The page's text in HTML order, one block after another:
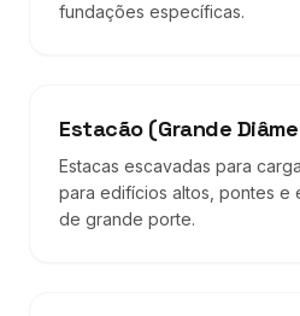
fundações específicas.
Estacão (Grande
Estacas escavadas para
para edifícios altos, pontes e
de grande porte.